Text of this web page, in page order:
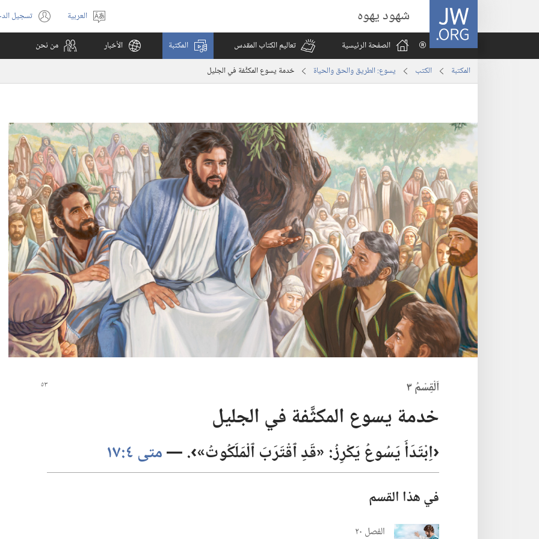
JW.ORG شهود يهوه
اختر
اللغة
العربية تسجيل(يفتح
نافذة
الصفحة الرئيسية
تعاليم الكتاب المقدس المكتبة الأخبار من نحن
المكتبة الكتب يسوع:‏ الطريق والحق والحياة خدمة يسوع المكثَّفة في الجليل
اَلْقِسْمُ ٣
خدمة يسوع المكثَّفة في الجليل
‏‹اِبْتَدَأَ يَسُوعُ يَكْرِزُ:‏ «قَدِ ٱقْتَرَبَ ٱلْمَلَكُوتُ»›.‏ —‏متى ٤:‏١٧
في هذا القسم
الفصل ٢٠